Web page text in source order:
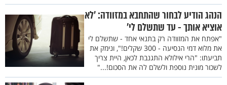
הנהג הודיע לבחור שהתחבא במזוודה: ’לא
אוציא אותך - עד שתשלם לי’
"אפתח את המזוודה רק בתנאי אחד - שתשלם לי
את מלוא דמי הנסיעה - 300 שקלים!", ונימק את
תביעתו: "הרי אילולא התגנבת לכאן, היית צריך
לשכור מונית נוספת ולשלם לה את הסכום!..."